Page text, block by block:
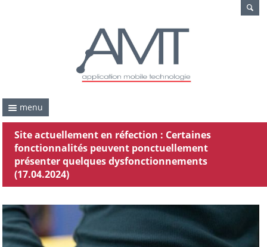
menu
Site actuellement en réfection : Certaines
fonctionnalités peuvent ponctuellement
présenter quelques dysfonctionnements
(17.04.2024)